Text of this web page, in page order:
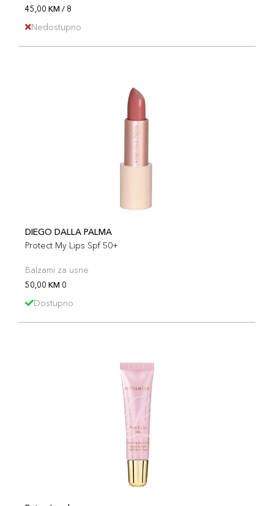
45,00 KM / 8
Nedostupno
DIEGO DALLA PALMA
Protect My Lips Spf 50+
Balzami za usne
50,00 KM 0
Dostupno